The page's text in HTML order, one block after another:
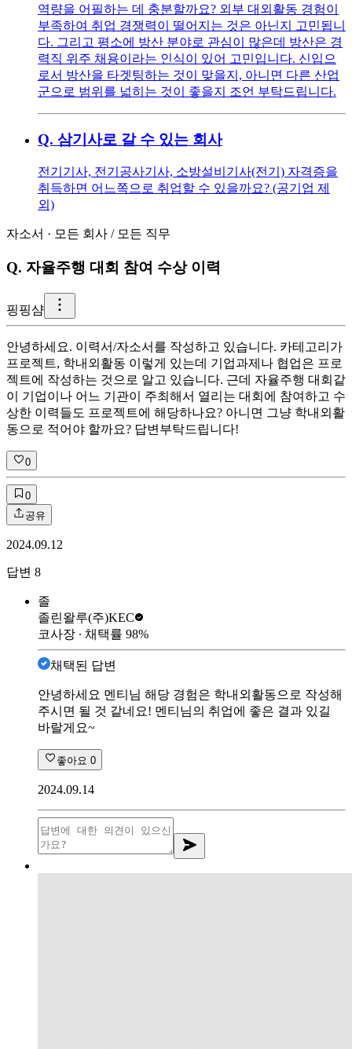
역량을 어필하는 데 충분할까요? 외부 대외활동 경험이
부족하여 취업 경쟁력이 떨어지는 것은 아닌지 고민됩니
다. 그리고 평소에 방산 분야로 관심이 많은데 방산은 경
력직 위주 채용이라는 인식이 있어 고민입니다. 신입으
로서 방산을 타겟팅하는 것이 맞을지, 아니면 다른 산업
군으로 범위를 넓히는 것이 좋을지 조언 부탁드립니다.
Q. 삼기사로 갈 수 있는 회사
전기기사, 전기공사기사, 소방설비기사(전기) 자격증을
취득하면 어느쪽으로 취업할 수 있을까요? (공기업 제
외)
자소서 · 모든 회사 / 모든 직무
Q. 자율주행 대회 참여 수상 이력
핑핑샴
안녕하세요. 이력서/자소서를 작성하고 있습니다. 카테고리가
프로젝트, 학내외활동 이렇게 있는데 기업과제나 협업은 프로
젝트에 작성하는 것으로 알고 있습니다. 근데 자율주행 대회같
이 기업이나 어느 기관이 주최해서 열리는 대회에 참여하고 수
상한 이력들도 프로젝트에 해당하나요? 아니면 그냥 학내외활
동으로 적어야 할까요? 답변부탁드립니다!
0
0
공유
2024.09.12
답변 8
졸
졸린왈루(주)KEC
코사장 ∙ 채택률 98%
채택된 답변
안녕하세요 멘티님 해당 경험은 학내외활동으로 작성해
주시면 될 것 같네요! 멘티님의 취업에 좋은 결과 있길
바랄게요~
좋아요 0
2024.09.14